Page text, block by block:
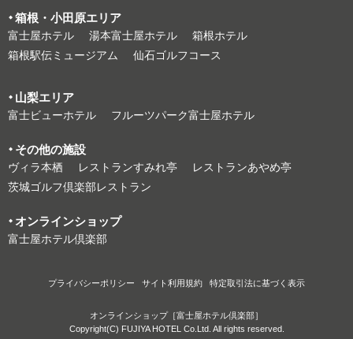
箱根・⼩⽥原エリア
富⼠屋ホテル 湯本富⼠屋ホテル
箱根ホテル
箱根駅伝ミュージアム
仙石ゴルフコース
⼭梨エリア
富⼠ビューホテル フルーツパーク富⼠屋ホテル
その他の施設
ヴィラ本栖 レストランすみれ亭
レストランあやめ亭
茨城ゴルフ倶楽部レストラン
オンラインショップ
富⼠屋ホテル倶楽部
プライバシーポリシー サイト利⽤規約 特定取引法に基づく表⽰
オンラインショップ［富士屋ホテル倶楽部］
Copyright(C) FUJIYA HOTEL Co.Ltd. All rights reserved.